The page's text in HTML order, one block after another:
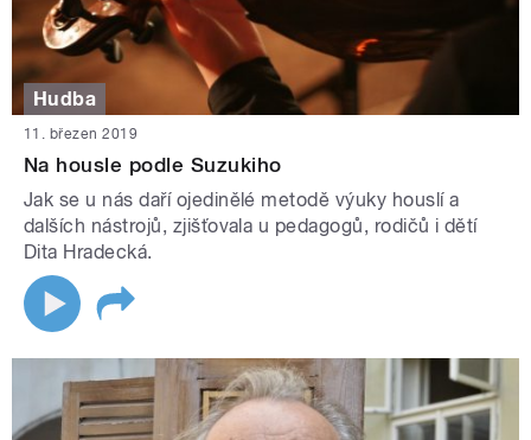
Hudba
11. březen 2019
Na housle podle Suzukiho
Jak se u nás daří ojedinělé metodě výuky houslí a
dalších nástrojů, zjišťovala u pedagogů, rodičů i dětí
Dita Hradecká.